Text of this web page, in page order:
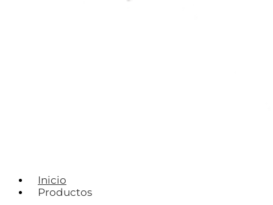
Inicio
Productos